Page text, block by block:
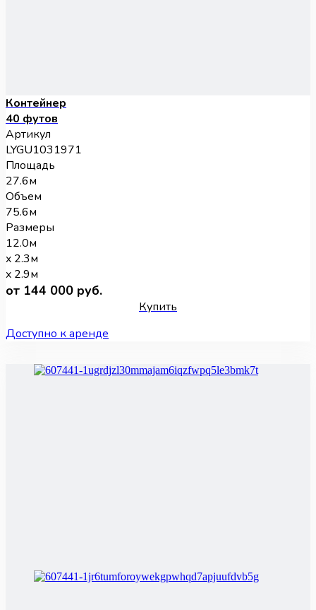
Контейнер
40 футов
Артикул
LYGU1031971
Площадь
27.6м
Объем
75.6м
Размеры
12.0м
x 2.3м
x 2.9м
от 144 000 руб.
Купить
Доступно к аренде